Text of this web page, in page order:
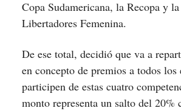
Copa Sudamericana, la Recopa y
Libertadores Femenina.
De ese total, decidió que va a
en concepto de premios a todos los
participen de estas cuatro
monto representa un salto del 20%